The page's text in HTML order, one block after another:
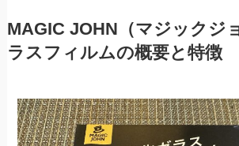
MAGIC JOHN（マジックジ
ラスフィルムの概要と特徴